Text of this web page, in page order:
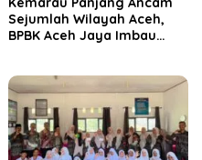
Sejumlah Wilayah Aceh,
BPBK Aceh Jaya Imbau